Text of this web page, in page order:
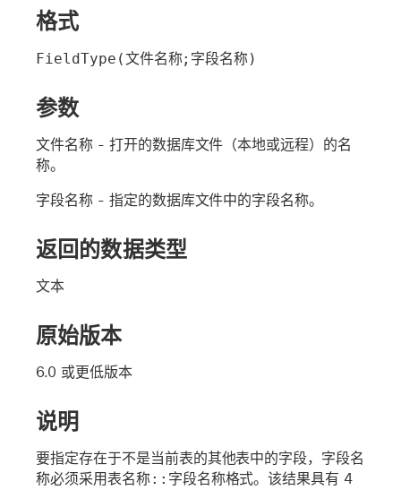
格式
FieldType(文件名称;字段名称)
参数
文件名称- 打开的数据库文件（本地或远程）的名
称。
字段名称- 指定的数据库文件中的字段名称。
返回的数据类型
文本
原始版本
6.0 或更低版本
说明
要指定存在于不是当前表的其他表中的字段，字段名
称必须采用表名称::字段名称格式。该结果具有 4